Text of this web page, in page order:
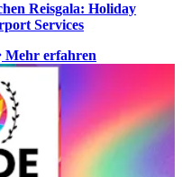
Reisgala: Holiday
Services
Mehr erfahren